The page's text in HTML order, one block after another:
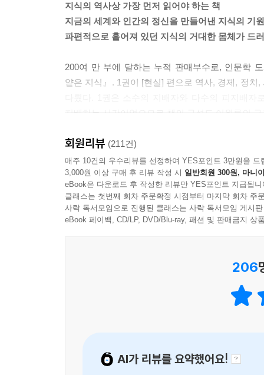
수많은 생명이 탄생하는 것을 본 이후에, 그 지구
는 이유가 있기나 한 것일까?
---「우리 우주의 크기」중에서
예쁜꼬마선충의 프로그램화는 인간의 프로그램
선충과는 비교할 수 없을 만큼 많고 복잡하다. 하
---「생명의 탄생」중에서
위대한 스승은 수많은 시대와 장소에서 탄생했다
가 도래한 것이다. 영국의 종교학자 카렌 암스트
고타마 싯다르타가 등장했고, 중국에서는 노자,
예레미야, 이사야가 태어났다.
막론하고 인류의 모든 정신적 기원으로서 인정
한 스승들이 거대 사상을 설파했는지 우리는 구
격동의 시기였던 것만은 분명하다. 자연에서 태
지식의 역사상 가장 먼저 읽어야 하는 책
지금의 세계와 인간의 정신을 만들어낸 지식의 기
파편적으로 흩어져 있던 지식의 거대한 몸체가 드
200여 만 부에 달하는 누적 판매부수로, 인문학
얕은 지식』. 1권이 [현실] 편으로 역사, 경제, 정
지배하는 시간이었으므로 책의 구성도 이원론의
신간 [제로] 편은 이원론 전에 훨씬 더 오랜 시간
인물들을 흥미진진하게 소개한다. 여기에 서양
이전 시리즈에서 단편적으로 체득했던 지식의 거
지식을 지혜로 전환하게 된다.
반쪽짜리였던 지식을 하나로 완성하는 책
정도밖에 안 되는 시간이다. 따라서 지식의 역사
사상사에서 가장 중요한 시대인 ‘축의 시대’에
회원리뷰 (211건)
매주 10건의 우수리뷰를 선정하여 YES포인트 3만원을 드
3,000원 이상 구매 후 리뷰 작성 시 일반회원 300원, 마니
eBook은 다운로드 후 작성한 리뷰만 YES포인트 지급됩니
클래스는 첫번째 회차 주문확정 시점부터 마지막 회차 주
사락 독서모임으로 진행된 클래스는 사락 독서모임 게시
eBook 페이백, CD/LP, DVD/Blu-ray, 패션 및 판매금지 상
206
AI가 리뷰를 요약했어요!